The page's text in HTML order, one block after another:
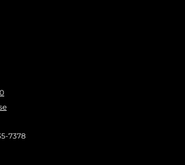
7378